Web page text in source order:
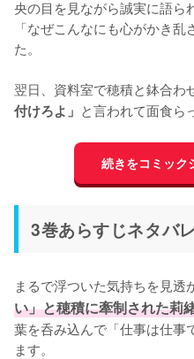
央の目を見ながら誠実に語ら
「なぜこんなにも心がかき
た。
翌日、資料室で穂積と鉢合わ
付けろよ」 と言われて面食ら
続きをコミック
3巻あらすじネタバレ
まるで浮ついた気持ちを見透
い」と穂積に牽制された莉
葉を呑み込んで「仕事は仕事
ます。